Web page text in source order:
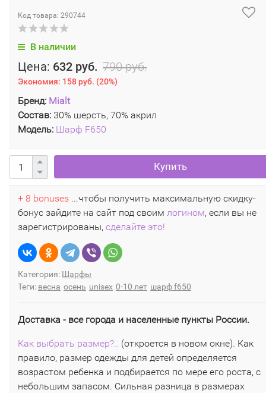
Код товара: 290744
В наличии
Цена: 632 руб. 790 руб.
Экономия: 158 руб. (20%)
Бренд: Mialt
Состав: 30% шерсть, 70% акрил
Модель: Шарф F650
Купить
+ 8 bonuses ...чтобы получить максимальную скидку-
бонус зайдите на сайт под своим логином, если вы не
зарегистрированы, сделайте это!
Категория: Шарфы
Теги: весна осень unisex 0-10 лет шарф f650
Доставка - все города и населенные пункты России.
Как выбрать размер?.. (откроется в новом окне). Как
правило, размер одежды для детей определяется
возрастом ребенка и подбирается по мере его роста, с
небольшим запасом. Сильная разница в размерах